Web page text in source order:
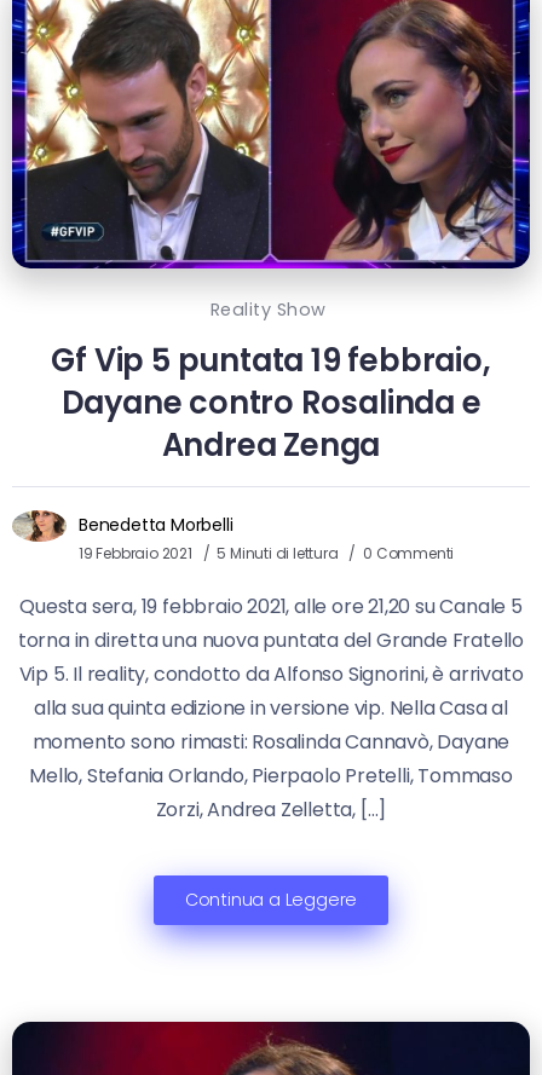
Reality Show
Gf Vip 5 puntata 19 febbraio,
Dayane contro Rosalinda e
Andrea Zenga
Benedetta Morbelli
19 Febbraio 2021 5 Minuti di lettura 0 Commenti
Questa sera, 19 febbraio 2021, alle ore 21,20 su Canale 5
torna in diretta una nuova puntata del Grande Fratello
Vip 5. Il reality, condotto da Alfonso Signorini, è arrivato
alla sua quinta edizione in versione vip. Nella Casa al
momento sono rimasti: Rosalinda Cannavò, Dayane
Mello, Stefania Orlando, Pierpaolo Pretelli, Tommaso
Zorzi, Andrea Zelletta, […]
Continua a Leggere